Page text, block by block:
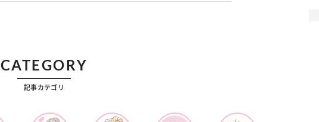
CATEGORY
記事カテゴリ